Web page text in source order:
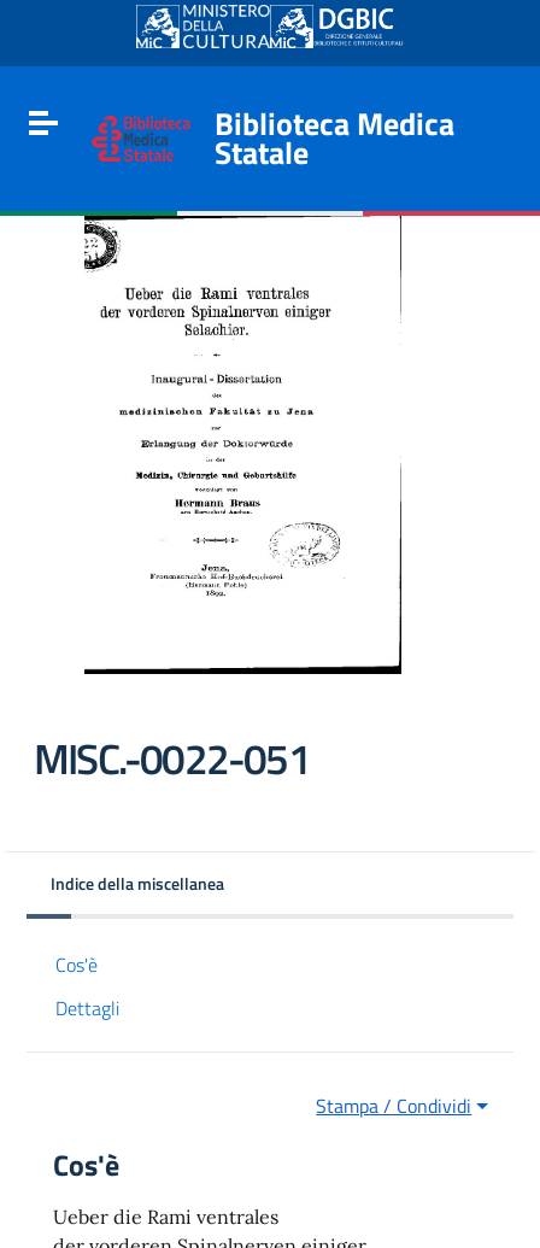
Go to content
Go to the navigation menu
Go to the footer
Toggle navigation
Biblioteca Medica
Statale
MISC.-0022-051
Indice della miscellanea
Cos'è
Dettagli
Stampa / Condividi
Cos'è
Ueber die Rami ventrales